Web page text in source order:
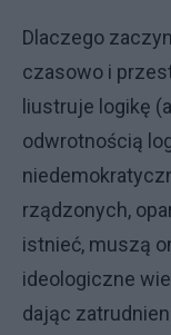
Dlaczego
czasowo i
liustruje logikę
odwrotnością
rządzonych,
istnieć, muszą
ideologiczne
dając